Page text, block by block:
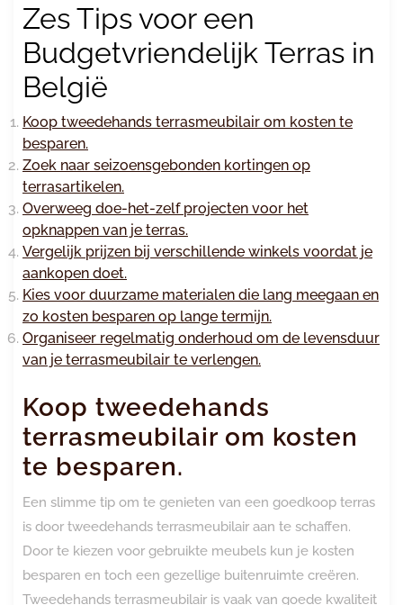
Zes Tips voor een
Budgetvriendelijk Terras in
België
Koop tweedehands terrasmeubilair om kosten te
besparen.
Zoek naar seizoensgebonden kortingen op
terrasartikelen.
Overweeg doe-het-zelf projecten voor het
opknappen van je terras.
Vergelijk prijzen bij verschillende winkels voordat je
aankopen doet.
Kies voor duurzame materialen die lang meegaan en
zo kosten besparen op lange termijn.
Organiseer regelmatig onderhoud om de levensduur
van je terrasmeubilair te verlengen.
Koop tweedehands
terrasmeubilair om kosten
te besparen.
Een slimme tip om te genieten van een goedkoop terras
is door tweedehands terrasmeubilair aan te schaffen.
Door te kiezen voor gebruikte meubels kun je kosten
besparen en toch een gezellige buitenruimte creëren.
Tweedehands terrasmeubilair is vaak van goede kwaliteit